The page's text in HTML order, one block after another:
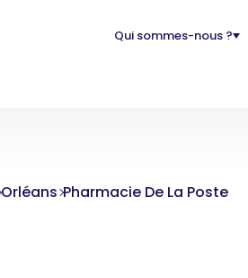
Qui sommes-nous ?
Orléans Pharmacie De La Poste